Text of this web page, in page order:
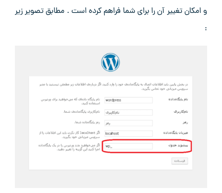
و امکان تغییر آن را برای شما فراهم کرده است . مطابق تصویر زیر
: